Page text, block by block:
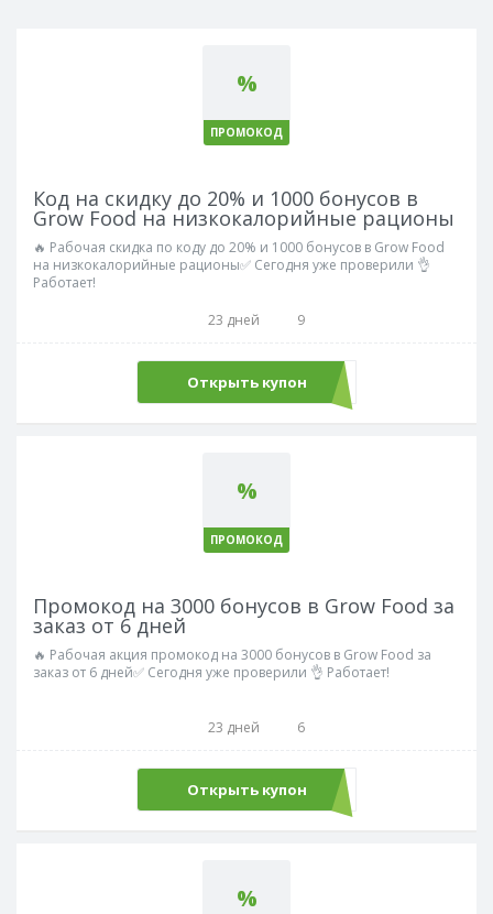
%
ПРОМОКОД
Код на скидку до 20% и 1000 бонусов в
Grow Food на низкокалорийные рационы
🔥 Рабочая скидка по коду до 20% и 1000 бонусов в Grow Food
на низкокалорийные рационы✅ Сегодня уже проверили 👌
Работает!
23 дней
9
Открыть купон
БЕЗОТКАЗА
%
ПРОМОКОД
Промокод на 3000 бонусов в Grow Food за
заказ от 6 дней
🔥 Рабочая акция промокод на 3000 бонусов в Grow Food за
заказ от 6 дней✅ Сегодня уже проверили 👌 Работает!
23 дней 6
Открыть купон
СНОВАСНАМИ
%